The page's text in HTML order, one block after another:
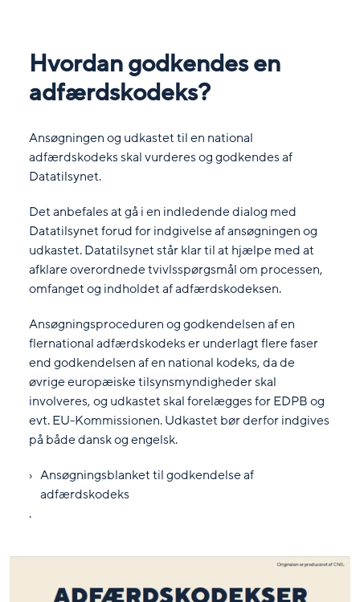
Hvordan godkendes en
adfærdskodeks?
Ansøgningen og udkastet til en national
adfærdskodeks skal vurderes og godkendes af
Datatilsynet.
Det anbefales at gå i en indledende dialog med
Datatilsynet forud for indgivelse af ansøgningen og
udkastet. Datatilsynet står klar til at hjælpe med at
afklare overordnede tvivlsspørgsmål om processen,
omfanget og indholdet af adfærdskodeksen.
Ansøgningsproceduren og godkendelsen af en
flernational adfærdskodeks er underlagt flere faser
end godkendelsen af en national kodeks, da de
øvrige europæiske tilsynsmyndigheder skal
involveres, og udkastet skal forelægges for EDPB og
evt. EU-Kommissionen. Udkastet bør derfor indgives
på både dansk og engelsk.
Ansøgningsblanket til godkendelse af
adfærdskodeks
.